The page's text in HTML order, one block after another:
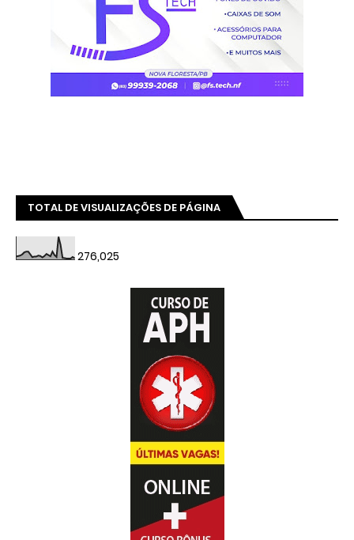
TOTAL DE VISUALIZAÇÕES DE PÁGINA
276,025